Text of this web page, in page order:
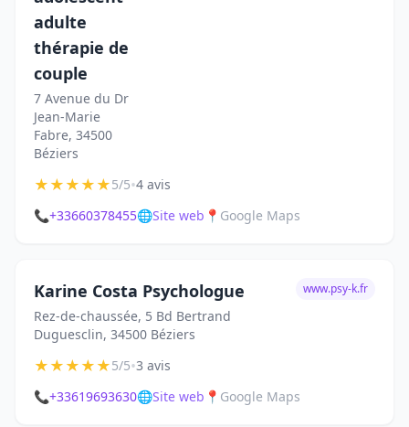
adulte
thérapie de
couple
7 Avenue du Dr
Jean-Marie
Fabre, 34500
Béziers
★★★★★5/5•4 avis
📞+33660378455🌐Site web 📍 Google Maps
Karine Costa Psychologue
Rez-de-chaussée, 5 Bd Bertrand
Duguesclin, 34500 Béziers
www.psy-k.fr
★★★★★5/5•3 avis
📞+33619693630🌐Site web 📍 Google Maps